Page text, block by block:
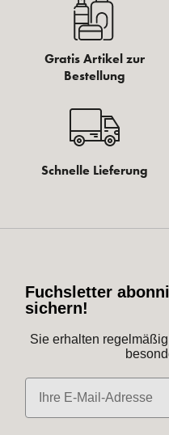
Gratis Artikel zur
Bestellung
Schnelle Lieferung
Fuchsletter
sichern!
Sie erhalten
E-Mail